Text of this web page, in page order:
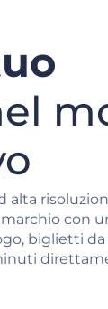
alta
con
biglietti da